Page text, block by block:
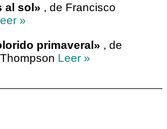
al sol» , de Francisco
»
primaveral» , de
Leer »